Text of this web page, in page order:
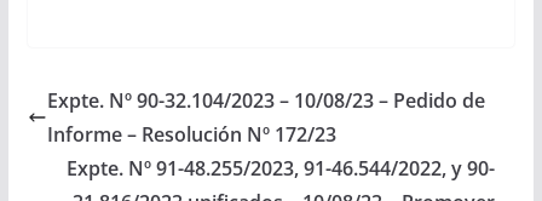
JOSE IBARRA,
mediante el cual no
podrán ser candidatos
a cargos públicos
electivos provinciales y
Expte. Nº 90-32.104/2023 – 10/08/23 – Pedido de
Informe – Resolución Nº 172/23
Expte. Nº 91-48.255/2023, 91-46.544/2022, y 90-